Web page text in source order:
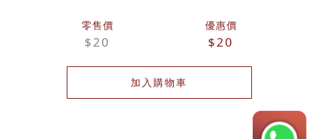
零售價
$20
優惠價
$20